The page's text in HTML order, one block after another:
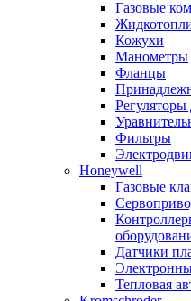
Газовые
Кожухи
Манометры
Фланцы
Регуляторы
Фильтры
Honeywell
Газовые
Датчики
Тепловая